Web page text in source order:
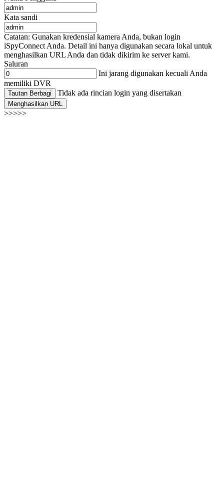
Kata sandi
Catatan: Gunakan kredensial kamera Anda, bukan login
iSpyConnect Anda. Detail ini hanya digunakan secara lokal untuk
menghasilkan URL Anda dan tidak dikirim ke server kami.
Saluran
Ini jarang digunakan kecuali Anda
memiliki DVR
Tautan Berbagi Tidak ada rincian login yang disertakan
Menghasilkan URL
>>>>>